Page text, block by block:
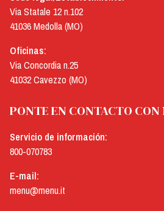
Via Statale 12 n.102
41036 Medolla (MO)
Oficinas:
Via Concordia n.25
41032 Cavezzo (MO)
PONTE EN CONTACTO CON
Servicio de información:
800-070783
E-mail:
menu@menu.it